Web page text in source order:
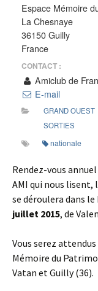
Espace Mémoire
La Chesnaye
36150 Guilly
France
CONTACT :
Amiclub de
E-mail
GRAND OUEST
SORTIES
nationale
Rendez-vous
AMI qui nous lisent,
se déroulera dans le
juillet 2015, de
Vous serez
Mémoire du
Vatan et Guilly (36).